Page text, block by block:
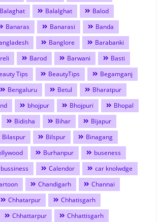
Balaghat Balalghat
Balod
Banaras Banarasi
Banda
Banglore
Barabanki
Barod Barwani
Basti
Tips BeautyTips
Begamganj
Bengaluru Betul
Bharatpur
bhojpur Bhojpuri
Bhopal
Bidisha Bihar
Bijapur
Bilaspur Bilspur
Binagang
Burhanpur
buseness
bussiness Calendor
car knolwdge
Chandigarh
Channai
Chhatarpur
Chhatisgarh
Chhattarpur
Chhattisgarh